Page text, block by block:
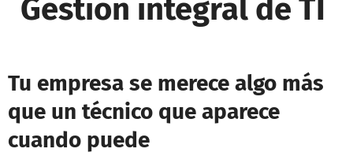
Gestión integral de TI
Tu empresa se merece algo más
que un técnico que aparece
cuando puede